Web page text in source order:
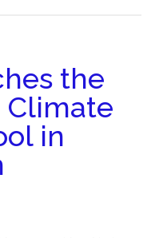
the
Climate
in